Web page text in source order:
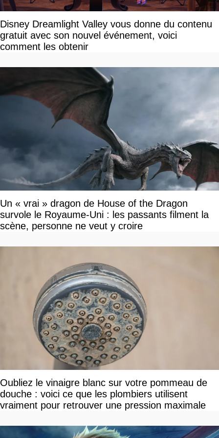
Disney Dreamlight Valley vous donne du contenu
gratuit avec son nouvel événement, voici
comment les obtenir
Un « vrai » dragon de House of the Dragon
survole le Royaume-Uni : les passants filment la
scène, personne ne veut y croire
Oubliez le vinaigre blanc sur votre pommeau de
douche : voici ce que les plombiers utilisent
vraiment pour retrouver une pression maximale